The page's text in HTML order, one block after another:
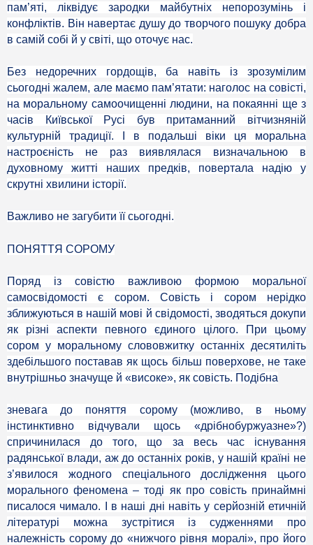
пам’яті, ліквідує зародки майбутніх непорозумінь і
конфліктів. Він навертає душу до творчого пошуку добра
в самій собі й у світі, що оточує нас.
Без недоречних гордощів, ба навіть із зрозумілим
сьогодні жалем, але маємо пам’ятати: наголос на совісті,
на моральному самоочищенні людини, на покаянні ще з
часів Київської Русі був притаманний вітчизняній
культурній традиції. І в подальші віки ця моральна
настроєність не раз виявлялася визначальною в
духовному житті наших предків, повертала надію у
скрутні хвилини історії.
Важливо не загубити її сьогодні.
ПОНЯТТЯ СОРОМУ
Поряд із совістю важливою формою моральної
самосвідомості є сором. Совість і сором нерідко
зближуються в нашій мові й свідомості, зводяться докупи
як різні аспекти певного єдиного цілого. При цьому
сором у моральному слововжитку останніх десятиліть
здебільшого поставав як щось більш поверхове, не таке
внутрішньо значуще й «високе», як совість. Подібна
зневага до поняття сорому (можливо, в ньому
інстинктивно відчували щось «дрібнобуржуазне»?)
спричинилася до того, що за весь час існування
радянської влади, аж до останніх років, у нашій країні не
з’явилося жодного спеціального дослідження цього
морального феномена – тоді як про совість принаймні
писалося чимало. І в наші дні навіть у серйозній етичній
літературі можна зустрітися із судженнями про
належність сорому до «нижчого рівня моралі», про його